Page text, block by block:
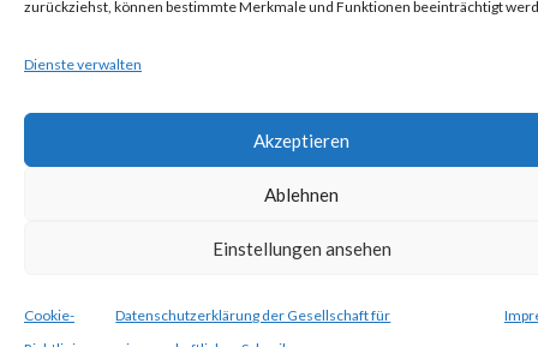
zurückziehst, können bestimmte Merkmale und Funktionen beeinträchtigt
Dienste verwalten
Akzeptieren
Ablehnen
Einstellungen ansehen
Cookie-
Datenschutzerklärung der Gesellschaft für